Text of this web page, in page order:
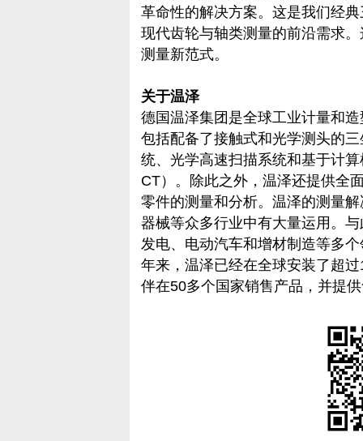
革命性的解决方案。这是我们经
现代齿轮与轴类测量的前沿需求
测量新范式。
关于温泽
德国温泽集团是全球工业计量和
包括配备了接触式和光学测头的
统、光学高速扫描系统和基于计
CT）。除此之外，温泽还提供全
零件的测量和分析。温泽的测量
器械等众多行业中有大量运用。
发电、电动汽车和增材制造等多
年来，温泽已经在全球安装了超
伴在50多个国家销售产品，并提